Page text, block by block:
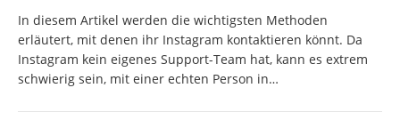
In diesem Artikel werden die wichtigsten Methoden
erläutert, mit denen ihr Instagram kontaktieren könnt. Da
Instagram kein eigenes Support-Team hat, kann es extrem
schwierig sein, mit einer echten Person in…